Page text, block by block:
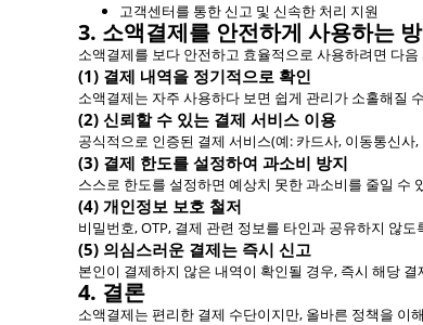
고객센터를 통한 신고 및 신속한 처리 지원
3. 소액결제를 안전하게 사용하는
소액결제를 보다 안전하고 효율적으로 사용하려면 다
(1) 결제 내역을 정기적으로 확인
소액결제는 자주 사용하다 보면 쉽게 관리가 소홀해질
(2) 신뢰할 수 있는 결제 서비스 이용
공식적으로 인증된 결제 서비스(예: 카드사, 이동통신
(3) 결제 한도를 설정하여 과소비 방지
스스로 한도를 설정하면 예상치 못한 과소비를 줄일 수
(4) 개인정보 보호 철저
비밀번호, OTP, 결제 관련 정보를 타인과 공유하지 않
(5) 의심스러운 결제는 즉시 신고
본인이 결제하지 않은 내역이 확인될 경우, 즉시 해당
4. 결론
소액결제는 편리한 결제 수단이지만, 올바른 정책을 이